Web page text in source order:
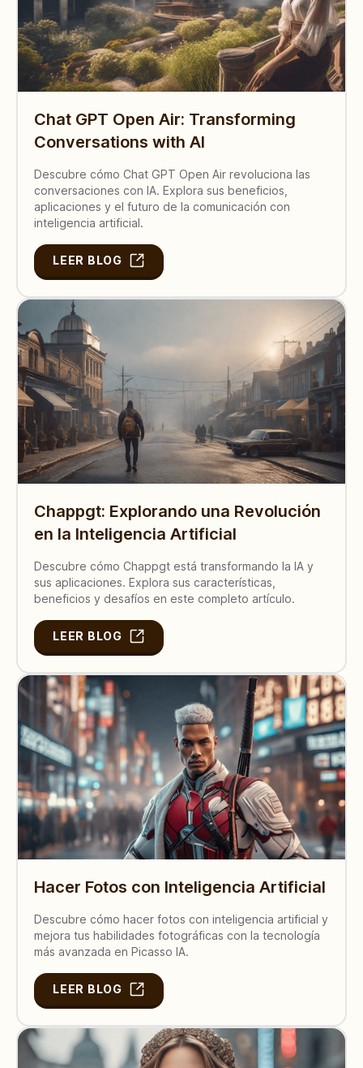
Chat GPT Open Air: Transforming
Conversations with AI
Descubre cómo Chat GPT Open Air revoluciona las
conversaciones con IA. Explora sus beneficios,
aplicaciones y el futuro de la comunicación con
inteligencia artificial.
LEER BLOG
Chappgt: Explorando una Revolución
en la Inteligencia Artificial
Descubre cómo Chappgt está transformando la IA y
sus aplicaciones. Explora sus características,
beneficios y desafíos en este completo artículo.
LEER BLOG
Hacer Fotos con Inteligencia Artificial
Descubre cómo hacer fotos con inteligencia artificial y
mejora tus habilidades fotográficas con la tecnología
más avanzada en Picasso IA.
LEER BLOG